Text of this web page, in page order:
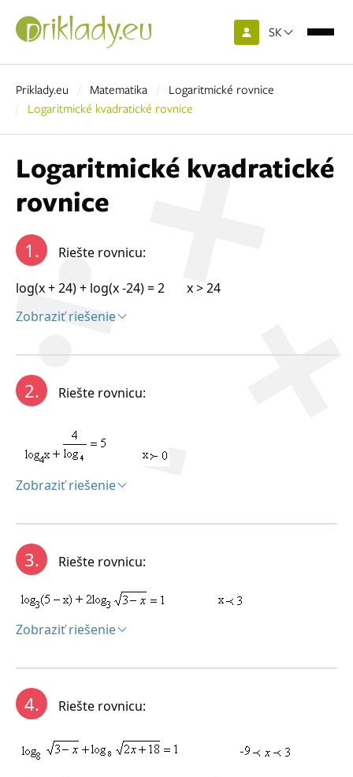
SK
Priklady.eu Matematika
Logaritmické rovnice
Logaritmické kvadratické rovnice
Logaritmické kvadratické
rovnice
1. Riešte rovnicu:
log(x + 24) + log(x -24) = 2 x > 24
Zobraziť riešenie
log( (x +24)(x – 24)) = log100
(x +24)(x -24) = 100
– 676 = 0
(x – 26)(x + 26) = 0 => x = 26 v x
2. Riešte rovnicu:
Zobraziť riešenie
3. Riešte rovnicu:
Zobraziť riešenie
4. Riešte rovnicu: